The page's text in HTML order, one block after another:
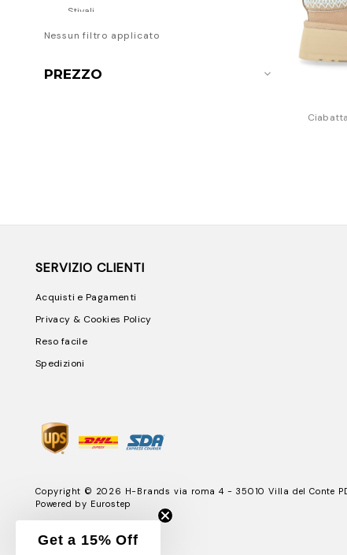
Stivali
Stringate
Borse
Nessun filtro applicato
PREZZO
SERVIZIO CLIENTI
Acquisti e Pagamenti
Privacy & Cookies Policy
Reso facile
Spedizioni
Copyright © 2026 H-Brands via roma 4 - 35010 Villa del Conte
Powered by Eurostep
Get a 15% Off